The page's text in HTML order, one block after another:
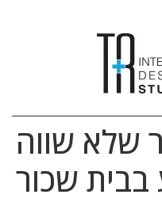
שלא שווה
שכור